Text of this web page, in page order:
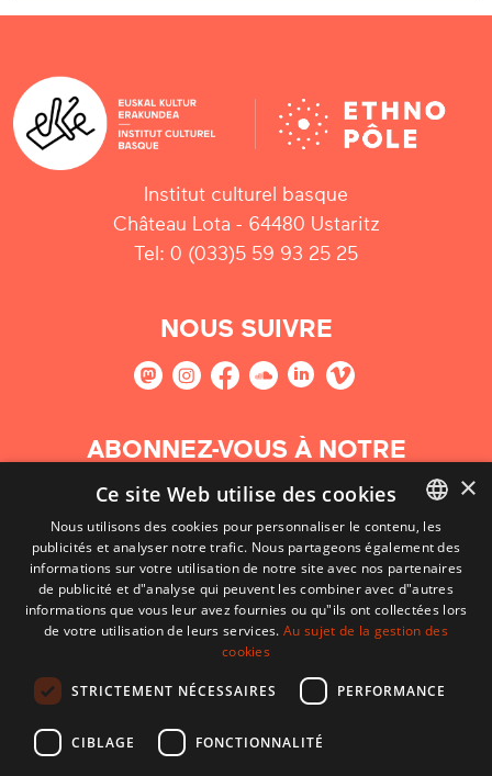
Institut culturel basque
Château Lota - 64480 Ustaritz
Tel: 0 (033)5 59 93 25 25
NOUS SUIVRE
ABONNEZ-VOUS À NOTRE
NEWSLETTER
S'abonner
BASQUE
FRENCH
×
Ce site Web utilise des cookies
Nous utilisons des cookies pour personnaliser le contenu, les
publicités et analyser notre trafic. Nous partageons également des
informations sur votre utilisation de notre site avec nos partenaires
de publicité et d"analyse qui peuvent les combiner avec d"autres
informations que vous leur avez fournies ou qu"ils ont collectées lors
de votre utilisation de leurs services.Au sujet de la gestion des
cookies
STRICTEMENT NÉCESSAIRES PERFORMANCE
CIBLAGE FONCTIONNALITÉ